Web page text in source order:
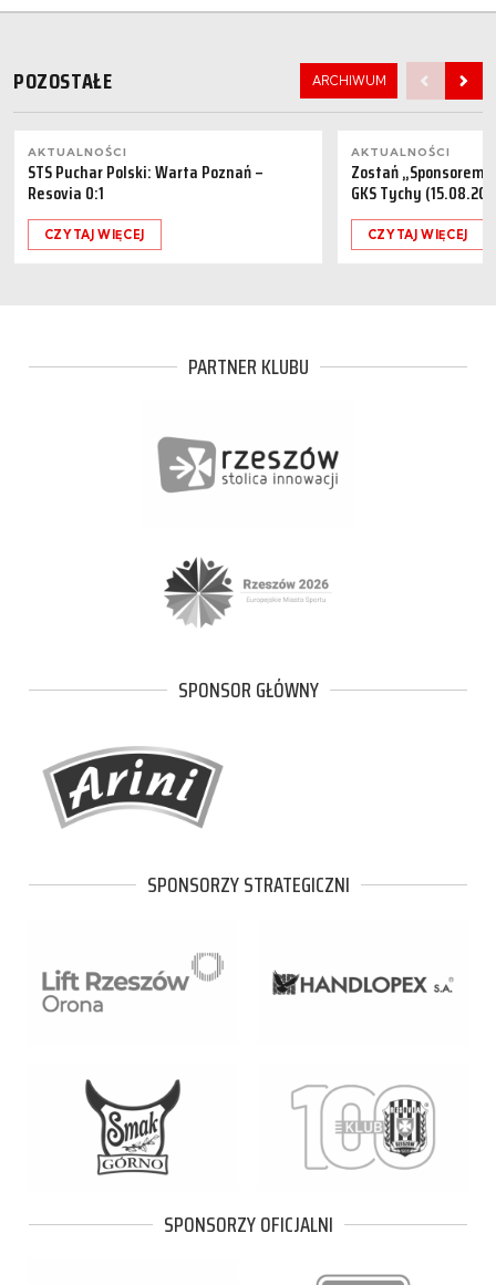
POZOSTAŁE ARCHIWUM
AKTUALNOŚCI
STS Puchar Polski: Warta Poznań –
Resovia 0:1
CZYTAJ WIĘCEJ
AKTUALNOŚCI
Zostań „Sponsorem
GKS Tychy
CZYTAJ WIĘCEJ
PARTNER KLUBU
SPONSOR GŁÓWNY
SPONSORZY STRATEGICZNI
SPONSORZY OFICJALNI